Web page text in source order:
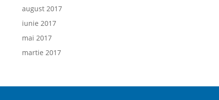
august 2017
iunie 2017
mai 2017
martie 2017